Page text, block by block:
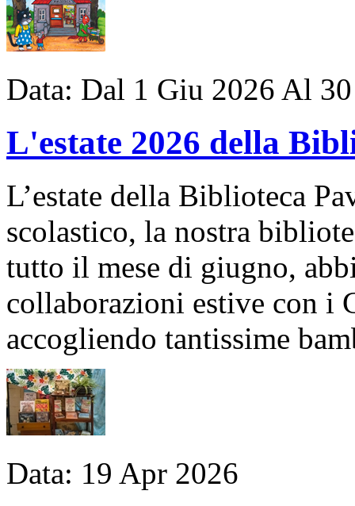
Data: Dal 1 Giu 2026 Al 30
L'estate 2026 della
L’estate della Biblioteca
scolastico, la nostra
tutto il mese di giugno,
collaborazioni estive con i
accogliendo tantissime
Data: 19 Apr 2026